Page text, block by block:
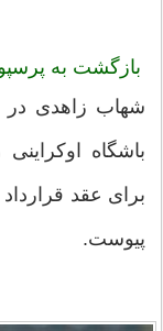
بازگشت به
باشگاه
برای عقد
پیوست.